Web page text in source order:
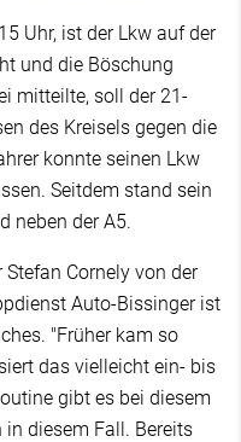
Uhr, ist der Lkw auf der
und die Böschung
mitteilte, soll der 21-
des Kreisels gegen die
konnte seinen Lkw
Seitdem stand sein
neben der A5.
Cornely von der
Auto-Bissinger ist
"Früher kam so
das vielleicht ein- bis
gibt es bei diesem
in diesem Fall. Bereits